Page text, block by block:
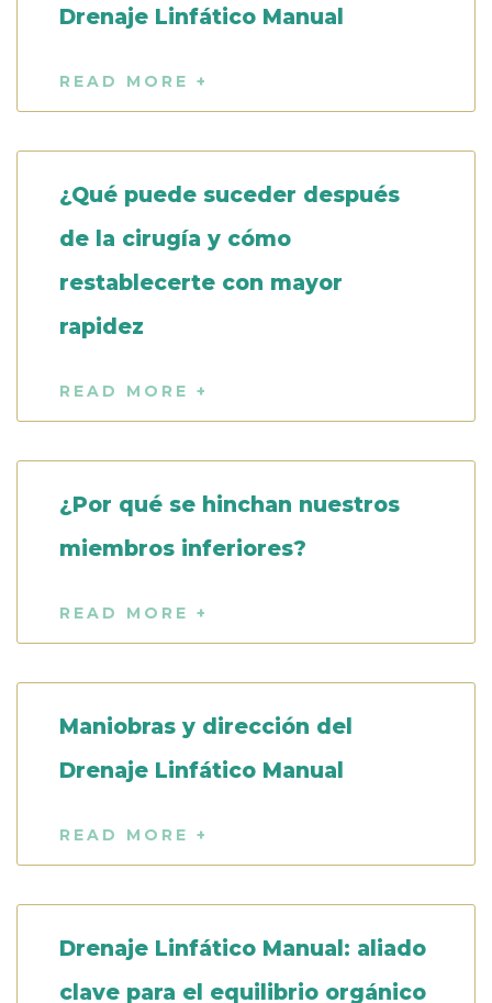
Drenaje Linfático Manual
READ MORE +
¿Qué puede suceder después
de la cirugía y cómo
restablecerte con mayor
rapidez
READ MORE +
¿Por qué se hinchan nuestros
miembros inferiores?
READ MORE +
Maniobras y dirección del
Drenaje Linfático Manual
READ MORE +
Drenaje Linfático Manual: aliado
clave para el equilibrio orgánico